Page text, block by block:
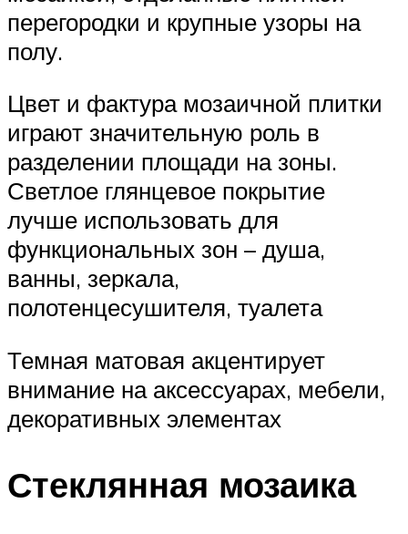
перегородки и крупные узоры на
полу.
Цвет и фактура мозаичной плитки
играют значительную роль в
разделении площади на зоны.
Светлое глянцевое покрытие
лучше использовать для
функциональных зон – душа,
ванны, зеркала,
полотенцесушителя, туалета
Темная матовая акцентирует
внимание на аксессуарах, мебели,
декоративных элементах
Стеклянная мозаика